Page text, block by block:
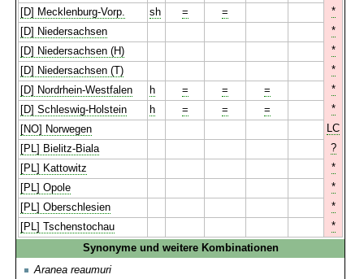
[D] Mecklenburg-Vorp.
sh = =
*
[D] Niedersachsen
*
[D] Niedersachsen (H)
*
[D] Niedersachsen (T)
*
[D] Nordrhein-Westfalen
h = = =
*
[D] Schleswig-Holstein
h = = =
*
[NO] Norwegen
LC
[PL] Bielitz-Biala
?
[PL] Kattowitz
*
[PL] Opole
*
[PL] Oberschlesien
*
[PL] Tschenstochau
*
Synonyme und weitere Kombinationen
Aranea reaumuri